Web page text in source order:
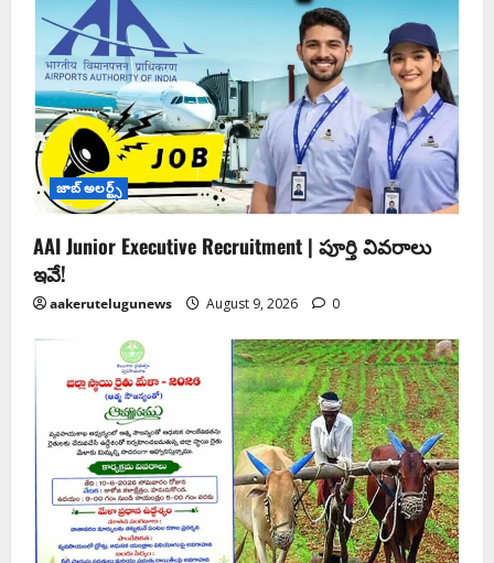
జాబ్ అలర్ట్స్
AAI Junior Executive Recruitment | పూర్తి వివరాలు
ఇవే!
aakerutelugunews August 9, 2026 0